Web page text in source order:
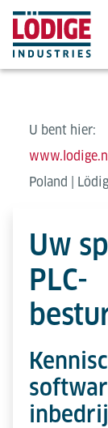
U bent hier:
www.lodige.nl
Poland |
Uw
PLC-